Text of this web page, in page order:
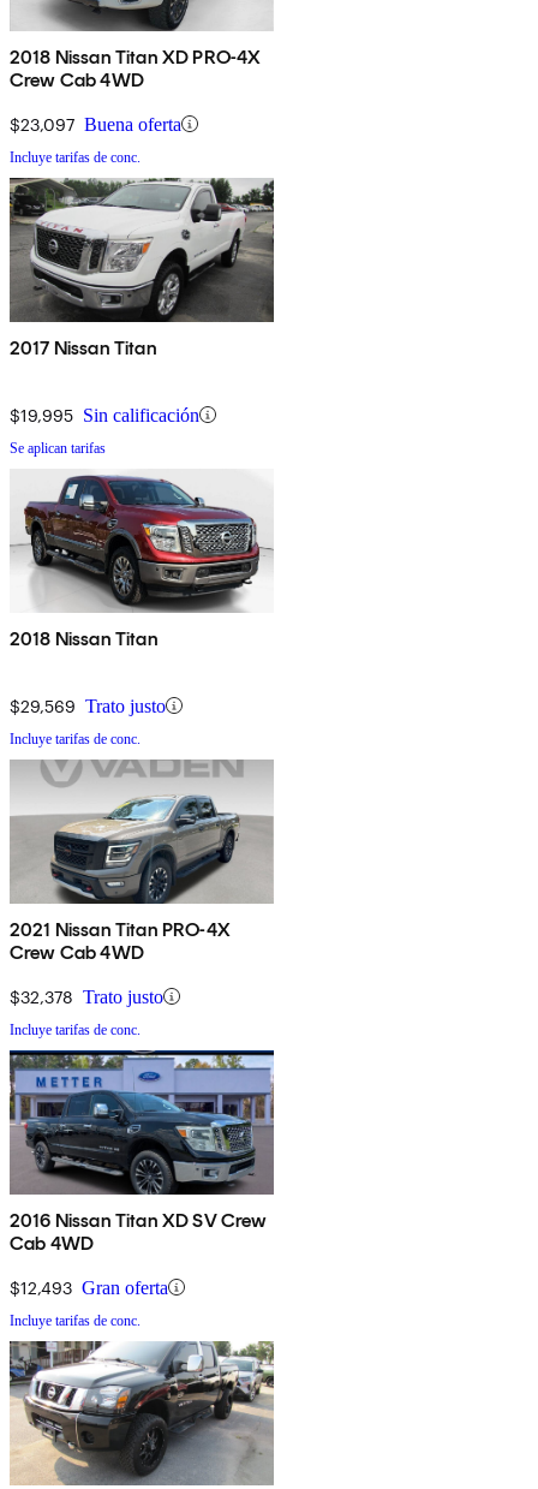
2018 Nissan Titan XD PRO-4X
Crew Cab 4WD
$23,097 Buena oferta
Incluye tarifas de conc.
2017 Nissan Titan
$19,995 Sin calificación
Se aplican tarifas
2018 Nissan Titan
$29,569 Trato justo
Incluye tarifas de conc.
2021 Nissan Titan PRO-4X
Crew Cab 4WD
$32,378 Trato justo
Incluye tarifas de conc.
2016 Nissan Titan XD SV Crew
Cab 4WD
$12,493 Gran oferta
Incluye tarifas de conc.